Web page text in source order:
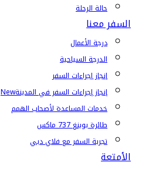
حالة الرحلة
السفر معنا
درجة الأعمال
الدرجة السياحية
إنجاز إجراءات السفر
إنجاز إجراءات السفر في المدينةNew
خدمات المساعدة لأصحاب الهمم
طائرة بوينغ 737 ماكس
تجربة السفر مع فلاي دبي
الأمتعة